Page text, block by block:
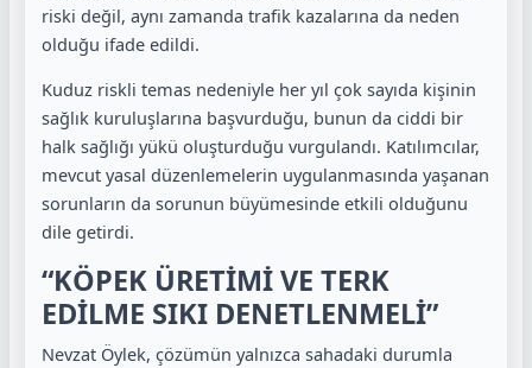
riski değil, aynı zamanda trafik kazalarına da neden
olduğu ifade edildi.
Kuduz riskli temas nedeniyle her yıl çok sayıda kişinin
sağlık kuruluşlarına başvurduğu, bunun da ciddi bir
halk sağlığı yükü oluşturduğu vurgulandı. Katılımcılar,
mevcut yasal düzenlemelerin uygulanmasında yaşanan
sorunların da sorunun büyümesinde etkili olduğunu
dile getirdi.
“KÖPEK ÜRETİMİ VE TERK
EDİLME SIKI DENETLENMELİ”
Nevzat Öylek, çözümün yalnızca sahadaki durumla